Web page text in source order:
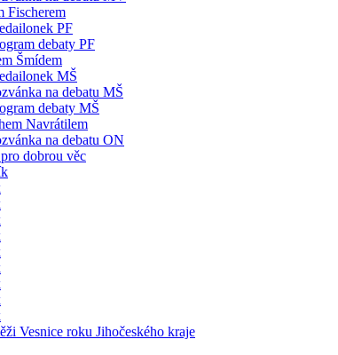
Fischerem
PF
debaty PF
Šmídem
MŠ
na debatu MŠ
debaty MŠ
Navrátilem
na debatu ON
dobrou věc
Vesnice roku Jihočeského kraje